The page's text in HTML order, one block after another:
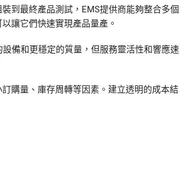
到最終產品測試，EMS提供商能夠整合多個
讓它們快速實現產品量產。
備和更穩定的質量，但服務靈活性和響應速
購量、庫存周轉等因素。建立透明的成本結